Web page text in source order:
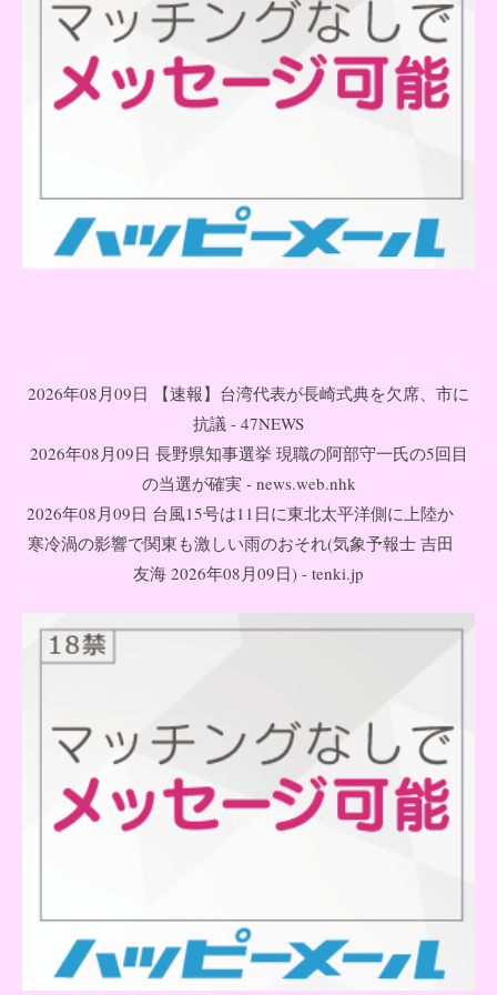
2026年08月09日 【速報】台湾代表が長崎式典を欠席、市に
抗議 - 47NEWS
2026年08月09日 長野県知事選挙 現職の阿部守一氏の5回目
の当選が確実 - news.web.nhk
2026年08月09日 台風15号は11日に東北太平洋側に上陸か
寒冷渦の影響で関東も激しい雨のおそれ(気象予報士 吉田
友海 2026年08月09日) - tenki.jp